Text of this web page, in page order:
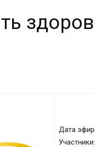
Дата
Участники: